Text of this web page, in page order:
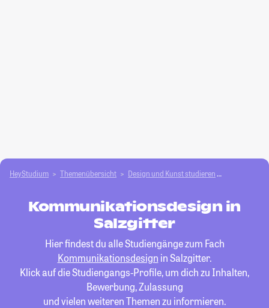
HeyStudium Themenübersicht Design und Kunst studieren
Kommunikationsdesign in
Salzgitter
Hier findest du alle Studiengänge zum Fach
Kommunikationsdesign in Salzgitter.
Klick auf die Studiengangs-Profile, um dich zu Inhalten,
Bewerbung, Zulassung
und vielen weiteren Themen zu informieren.